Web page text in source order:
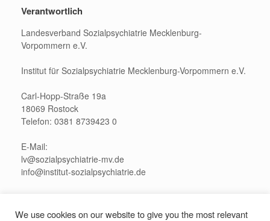
Verantwortlich
Landesverband Sozialpsychiatrie Mecklenburg-
Vorpommern e.V.
Institut für Sozialpsychiatrie Mecklenburg-Vorpommern e.V.
Carl-Hopp-Straße 19a
18069 Rostock
Telefon: 0381 8739423 0
E-Mail:
lv@sozialpsychiatrie-mv.de
info@institut-sozialpsychiatrie.de
presse@sozialpsychiatrie-mv.de
We use cookies on our website to give you the most relevant